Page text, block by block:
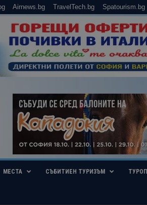
Airnews.bg TravelTech.bg Spatourism.bg
МЕСТА СЪБИТИЕН ТУРИЗЪМ